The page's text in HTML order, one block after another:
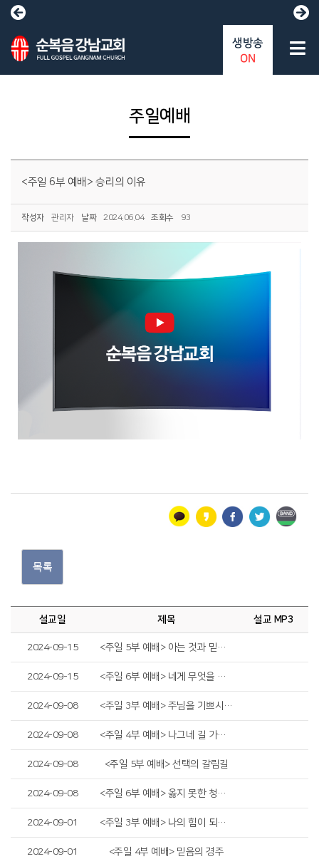
주일예배
<주일 6부 예배> 승리의 이유
작성자 관리자 날짜 2024.06.04 조회수 93
목록
설교일 제목 설교 MP3
2024-09-15 <주일 5부 예배> 아는 것과 믿는 것
2024-09-15 <주일 6부 예배> 네게 무엇을 하여 주기를 원하느냐
2024-09-08 <주일 3부 예배> 주님을 기쁘시게 하는 자
2024-09-08 <주일 4부 예배> 나그네 길 가는 인생
2024-09-08 <주일 5부 예배> 선택의 갈림길
2024-09-08 <주일 6부 예배> 옳지 못한 청지기의 비유
2024-09-01 <주일 3부 예배> 나의 힘이 되는 것
2024-09-01 <주일 4부 예배> 믿음의 경주
생방송
ON